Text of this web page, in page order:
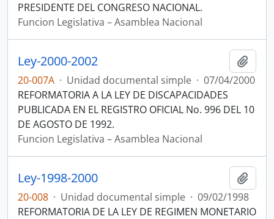
PRESIDENTE DEL CONGRESO NACIONAL.
Funcion Legislativa – Asamblea Nacional
Ley-2000-2002
20-007A · Unidad documental simple · 07/04/2000
REFORMATORIA A LA LEY DE DISCAPACIDADES
PUBLICADA EN EL REGISTRO OFICIAL No. 996 DEL 10
DE AGOSTO DE 1992.
Funcion Legislativa – Asamblea Nacional
Ley-1998-2000
20-008 · Unidad documental simple · 09/02/1998
REFORMATORIA DE LA LEY DE REGIMEN MONETARIO